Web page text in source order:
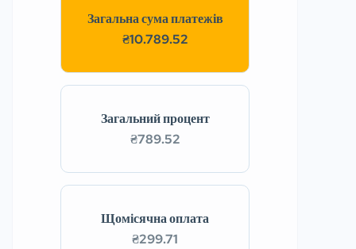
Щомісячна оплата
₴299.71
Загальний процент
₴789.52
Загальна сума платежів
₴10.789.52